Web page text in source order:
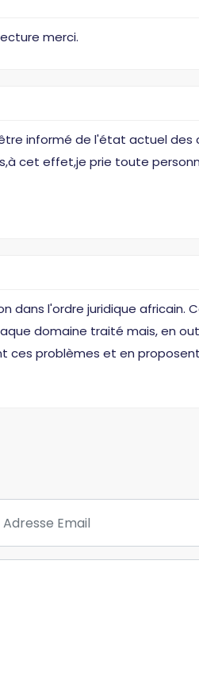
merci.
informé de l'état actuel des
cet effet,je prie toute
dans l'ordre juridique africain.
domaine traité mais, en
ces problèmes et en